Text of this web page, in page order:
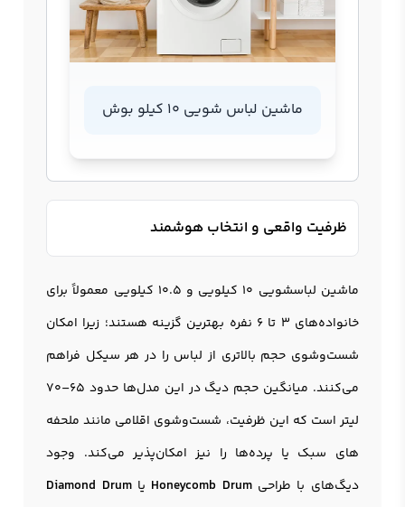
ماشین لباس شویی 10 کیلو بوش
ظرفیت واقعی و انتخاب هوشمند
ماشین لباسشویی 10 کیلویی و 10.5 کیلویی معمولاً برای
خانواده‌های ۳ تا ۶ نفره بهترین گزینه هستند؛ زیرا امکان
شست‌وشوی حجم بالاتری از لباس را در هر سیکل فراهم
می‌کنند. میانگین حجم دیگ در این مدل‌ها حدود ۶۵–۷۰
لیتر است که این ظرفیت، شست‌وشوی اقلامی مانند ملحفه
های سبک یا پرده‌ها را نیز امکان‌پذیر می‌کند. وجود
دیگ‌های با طراحیHoneycomb Drum یاDiamond Drum